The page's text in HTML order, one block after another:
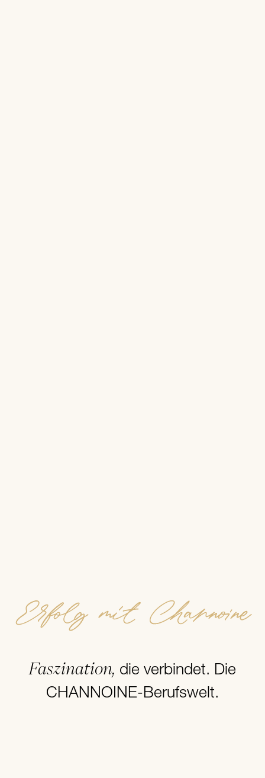
Erfolg mit Channoine
Faszination, die verbindet. Die
CHANNOINE-Berufswelt.